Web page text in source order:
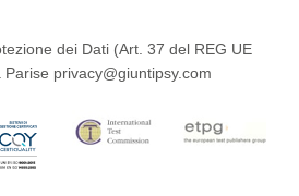
dei Dati (Art. 37 del REG UE
privacy@giuntipsy.com